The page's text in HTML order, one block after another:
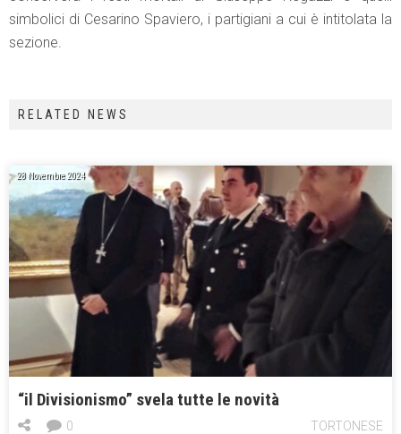
simbolici di Cesarino Spaviero, i partigiani a cui è intitolata la
sezione.
RELATED NEWS
28 Novembre 2024
“il Divisionismo” svela tutte le novità
TORTONESE
0